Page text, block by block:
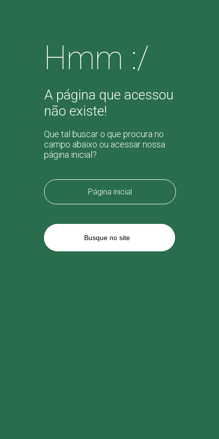
Hmm :/
A página que acessou
não existe!
Que tal buscar o que procura no
campo abaixo ou acessar nossa
página inicial?
Página inicial